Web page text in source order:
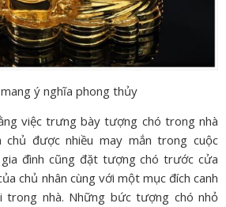
ý nghĩa phong thủy
việc trưng bày tượng chó trong nhà
chủ được nhiều may mắn trong cuộc
đình cũng đặt tượng chó trước cửa
chủ nhân cùng với một mục đích canh
trong nhà. Những bức tượng chó nhỏ